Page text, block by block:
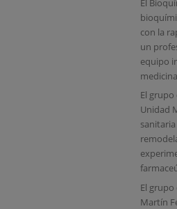
El
con la
un
equipo
El
Unidad
El
Martín